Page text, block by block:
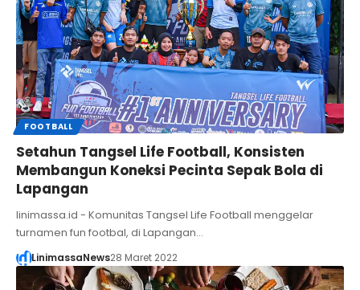
FOOTBALL
Setahun Tangsel Life Football, Konsisten
Membangun Koneksi Pecinta Sepak Bola di
Lapangan
linimassa.id - Komunitas Tangsel Life Football menggelar
turnamen fun footbal, di Lapangan…
LinimassaNews28 Maret 2022